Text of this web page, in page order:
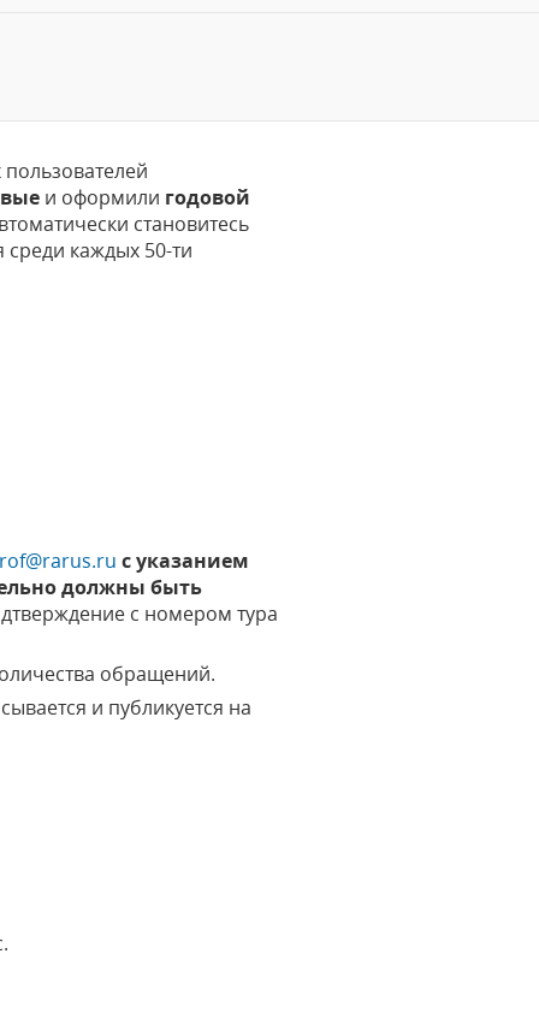
и оформили годовой
становитесь
каждых 50-ти
с указанием
должны быть
с номером тура
обращений.
и публикуется на